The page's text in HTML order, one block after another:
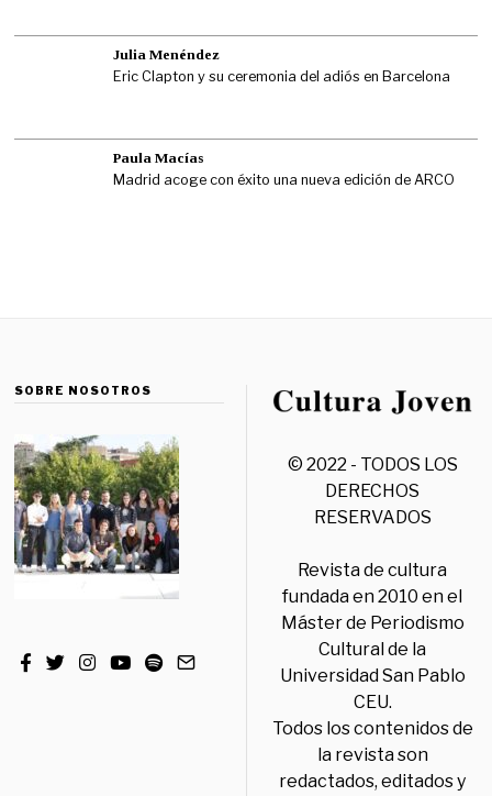
Julia Menéndez
Eric Clapton y su ceremonia del adiós en Barcelona
Paula Macías
Madrid acoge con éxito una nueva edición de ARCO
SOBRE NOSOTROS
© 2022 - TODOS LOS
DERECHOS
RESERVADOS
Revista de cultura
fundada en 2010 en el
Máster de Periodismo
Cultural de la
Universidad San Pablo
CEU.
Todos los contenidos de
la revista son
redactados, editados y